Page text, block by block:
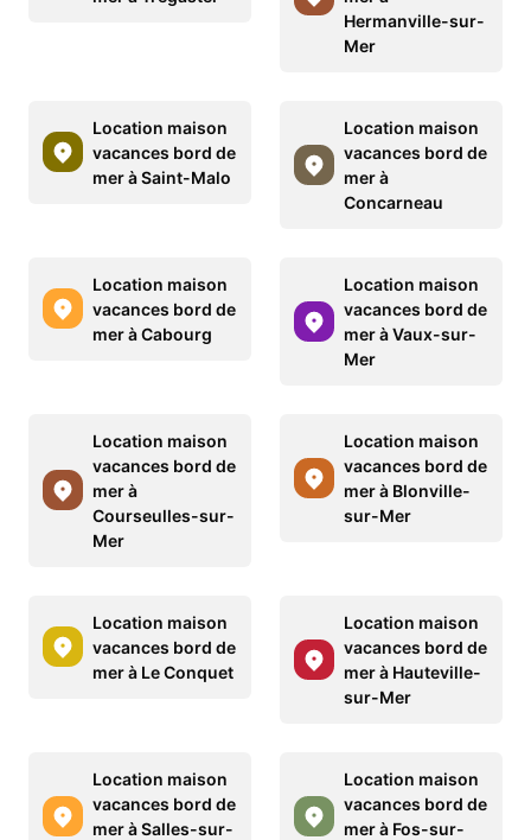
Hermanville-sur-
Mer
Location maison
vacances bord de
mer à Saint-Malo
Location maison
vacances bord de
mer à
Concarneau
Location maison
vacances bord de
mer à Cabourg
Location maison
vacances bord de
mer à Vaux-sur-
Mer
Location maison
vacances bord de
mer à
Courseulles-sur-
Mer
Location maison
vacances bord de
mer à Blonville-
sur-Mer
Location maison
vacances bord de
mer à Le Conquet
Location maison
vacances bord de
mer à Hauteville-
sur-Mer
Location maison
vacances bord de
mer à Salles-sur-
Location maison
vacances bord de
mer à Fos-sur-